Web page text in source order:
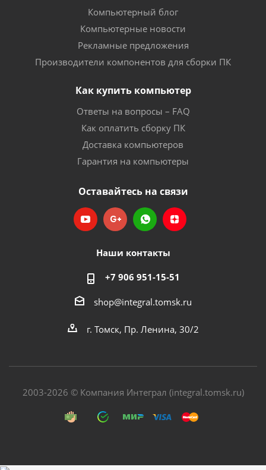
Компьютерный блог
Компьютерные новости
Рекламные предложения
Производители компонентов для сборки ПК
Как купить компьютер
Ответы на вопросы – FAQ
Как оплатить сборку ПК
Доставка компьютеров
Гарантия на компьютеры
Оставайтесь на связи
Наши контакты
+7 906 951-15-51
shop@integral.tomsk.ru
г. Томск, Пр. Ленина, 30/2
2003-2026 © Компания Интеграл (integral.tomsk.ru)